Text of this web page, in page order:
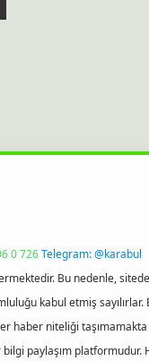
0 726 Telegram: @karabul
Bu nedenle,
kabul etmiş
haber niteliği
paylaşım platformudur.